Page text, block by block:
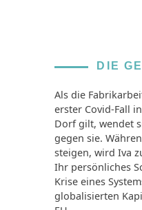
DIE
Als die
erster Covid-Fall
Dorf gilt, wendet
gegen sie.
steigen, wird Iva
Ihr persönliches
Krise eines
globalisierten